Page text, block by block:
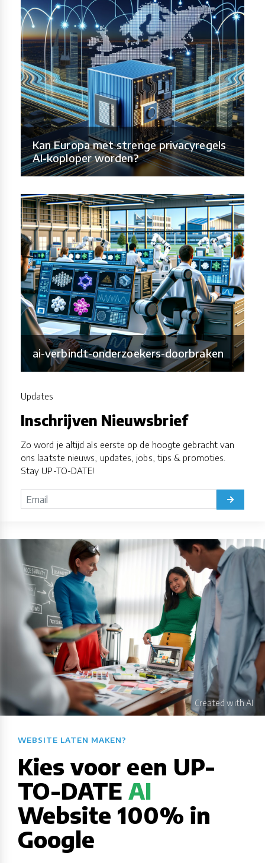
Kan Europa met strenge privacyregels
AI-koploper worden?
ai-verbindt-onderzoekers-doorbraken
Updates
Inschrijven Nieuwsbrief
Zo word je altijd als eerste op de hoogte gebracht van
ons laatste nieuws, updates, jobs, tips & promoties.
Stay UP-TO-DATE!
WEBSITE LATEN MAKEN?​​​​​​​​​​​​​​
Kies voor een UP-
TO-DATE AI
Website 100% in
Google